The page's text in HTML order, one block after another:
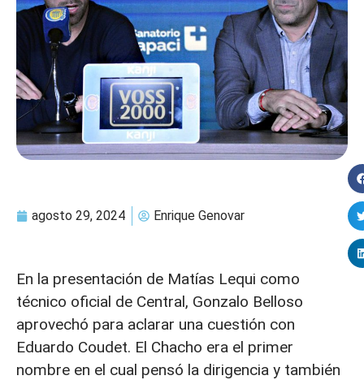
agosto 29, 2024 Enrique Genovar
En la presentación de Matías Lequi como
técnico oficial de Central, Gonzalo Belloso
aprovechó para aclarar una cuestión con
Eduardo Coudet. El Chacho era el primer
nombre en el cual pensó la dirigencia y también